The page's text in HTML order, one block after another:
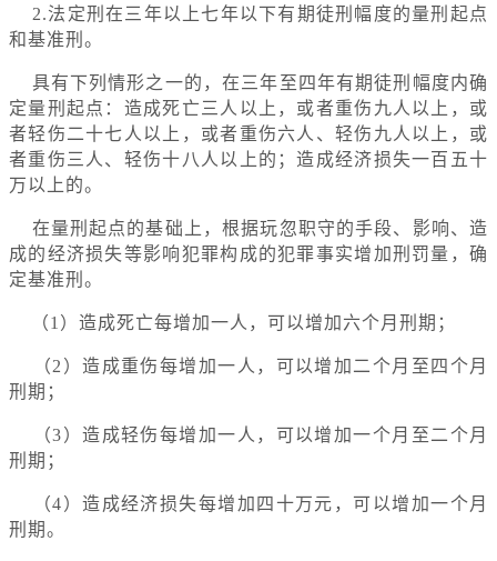
2.法定刑在三年以上七年以下有期徒刑幅度的量刑起点
和基准刑。
具有下列情形之一的，在三年至四年有期徒刑幅度内确
定量刑起点：造成死亡三人以上，或者重伤九人以上，或
者轻伤二十七人以上，或者重伤六人、轻伤九人以上，或
者重伤三人、轻伤十八人以上的；造成经济损失一百五十
万以上的。
在量刑起点的基础上，根据玩忽职守的手段、影响、造
成的经济损失等影响犯罪构成的犯罪事实增加刑罚量，确
定基准刑。
（1）造成死亡每增加一人，可以增加六个月刑期；
（2）造成重伤每增加一人，可以增加二个月至四个月
刑期；
（3）造成轻伤每增加一人，可以增加一个月至二个月
刑期；
（4）造成经济损失每增加四十万元，可以增加一个月
刑期。